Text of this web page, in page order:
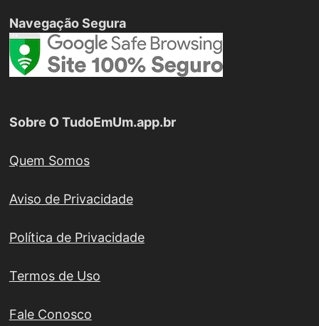
Navegação Segura
Sobre O TudoEmUm.app.br
Quem Somos
Aviso de Privacidade
Política de Privacidade
Termos de Uso
Fale Conosco